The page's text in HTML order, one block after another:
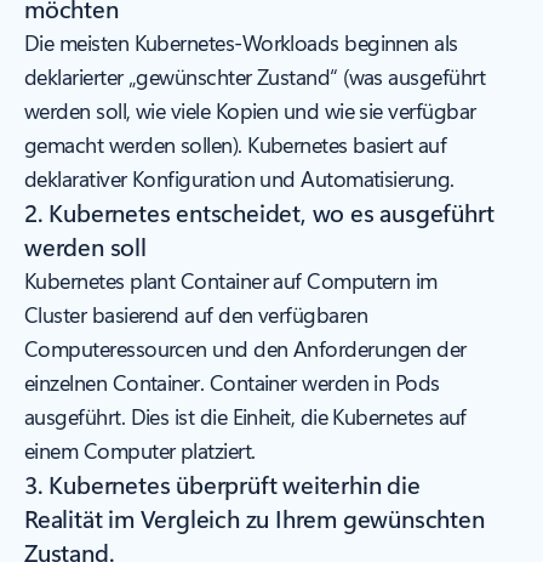
möchten
Die meisten Kubernetes-Workloads beginnen als
deklarierter „gewünschter Zustand“ (was ausgeführt
werden soll, wie viele Kopien und wie sie verfügbar
gemacht werden sollen). Kubernetes basiert auf
deklarativer Konfiguration und Automatisierung.
2. Kubernetes entscheidet, wo es ausgeführt
werden soll
Kubernetes plant Container auf Computern im
Cluster basierend auf den verfügbaren
Computeressourcen und den Anforderungen der
einzelnen Container. Container werden in Pods
ausgeführt. Dies ist die Einheit, die Kubernetes auf
einem Computer platziert.
3. Kubernetes überprüft weiterhin die
Realität im Vergleich zu Ihrem gewünschten
Zustand.